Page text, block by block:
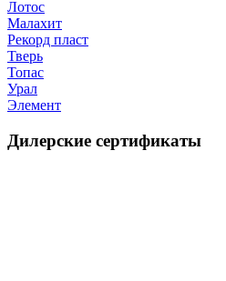
Лотос
Малахит
Рекорд пласт
Тверь
Топас
Урал
Элемент
Дилерские сертификаты